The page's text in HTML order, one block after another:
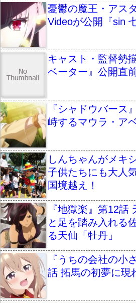
憂鬱の魔王・アス
Videoが公開『sin
キャスト・監督勢
ベーター』公開直
『シャドウバース
峙するマウラ・ア
しんちゃんがメ
子供たちにも大人
国境越え！
『地獄楽』第12話
と足を踏み入れる
る天仙「牡丹」
『うちの会社の小
話 拓馬の初夢に現